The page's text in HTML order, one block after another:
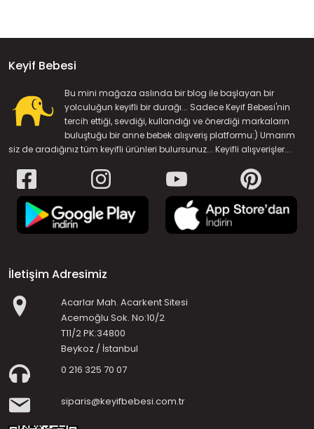
Keyif Bebesi
Bu mini mağaza aslında bir blog ile başlayan bir
yolculuğun keyifli bir durağı... Sadece Keyif Bebesi'nin
tercih ettiği, sevdiği, kullandığı ve önerdiği markaların
buluştuğu bir anne bebek alışveriş platformu:) Umarım
siz de aradığınız tüm keyifli ürünleri bulursunuz... Keyifli alışverişler...
İletişim Adresimiz
Acarlar Mah. Acarkent Sitesi
Acemoğlu Sok. No:10/2
T11/2 PK:34800
Beykoz / İstanbul
0 216 325 70 07
siparis@keyifbebesi.com.tr